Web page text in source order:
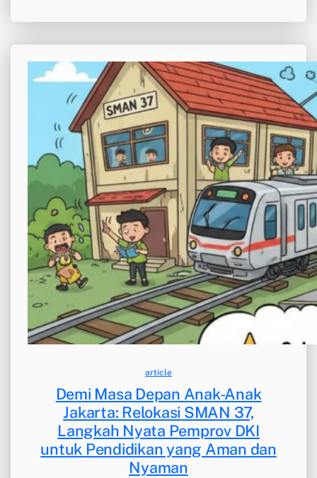
article
Demi Masa Depan Anak-Anak
Jakarta: Relokasi SMAN 37,
Langkah Nyata Pemprov DKI
untuk Pendidikan yang Aman dan
Nyaman